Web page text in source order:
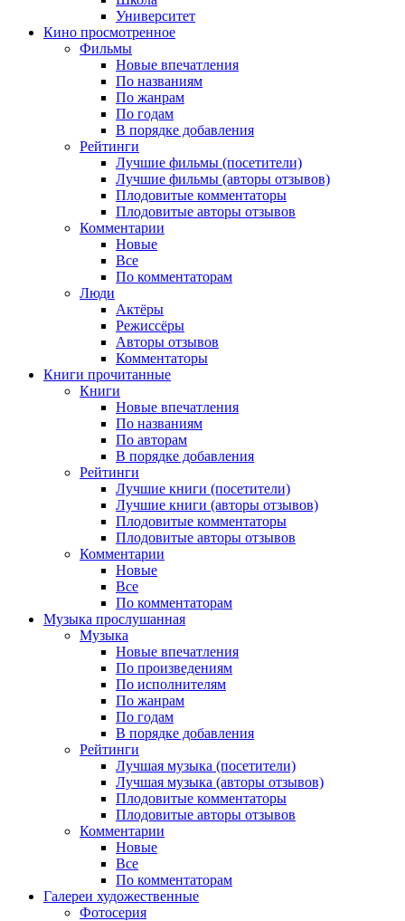
Университет
Кино просмотренное
Фильмы
Новые впечатления
По названиям
По жанрам
По годам
В порядке добавления
Рейтинги
Лучшие фильмы (посетители)
Лучшие фильмы (авторы отзывов)
Плодовитые комментаторы
Плодовитые авторы отзывов
Комментарии
Новые
Все
По комментаторам
Люди
Актёры
Режиссёры
Авторы отзывов
Комментаторы
Книги прочитанные
Книги
Новые впечатления
По названиям
По авторам
В порядке добавления
Рейтинги
Лучшие книги (посетители)
Лучшие книги (авторы отзывов)
Плодовитые комментаторы
Плодовитые авторы отзывов
Комментарии
Новые
Все
По комментаторам
Музыка прослушанная
Музыка
Новые впечатления
По произведениям
По исполнителям
По жанрам
По годам
В порядке добавления
Рейтинги
Лучшая музыка (посетители)
Лучшая музыка (авторы отзывов)
Плодовитые комментаторы
Плодовитые авторы отзывов
Комментарии
Новые
Все
По комментаторам
Галереи художественные
Фотосерия